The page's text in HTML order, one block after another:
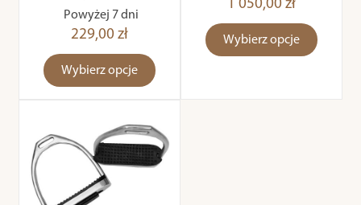
Powyżej 7 dni
229,00 zł
Wybierz opcje
1 050,00 zł
Wybierz opcje